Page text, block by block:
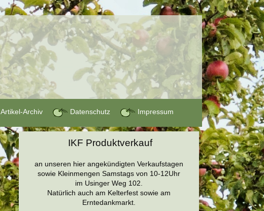
Artikel-Archiv Datenschutz Impressum
IKF Produktverkauf
an unseren hier angekündigten Verkaufstagen
sowie Kleinmengen Samstags von 10-12Uhr
im Usinger Weg 102.
Natürlich auch am Kelterfest sowie am
Erntedankmarkt.